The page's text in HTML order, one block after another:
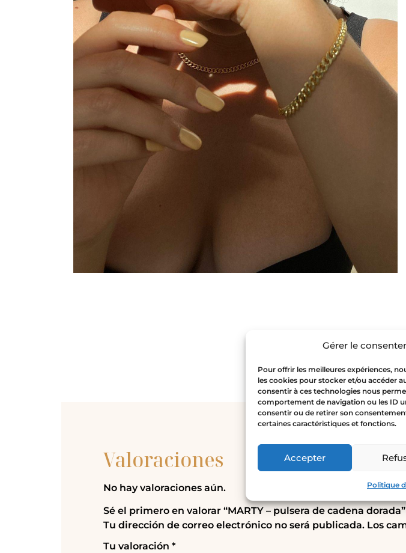
Gérer le
Pour offrir les meilleures expériences,
les cookies pour stocker et/ou accéder
consentir à ces technologies nous
comportement de navigation ou les ID
consentir ou de retirer son
certaines caractéristiques et fonctions.
Accepter
Politique
Valoraciones
No hay valoraciones aún.
Sé el primero en valorar “MARTY – pulsera de cadena dorada”
Tu dirección de correo electrónico no será publicada. Los
Tu valoración *